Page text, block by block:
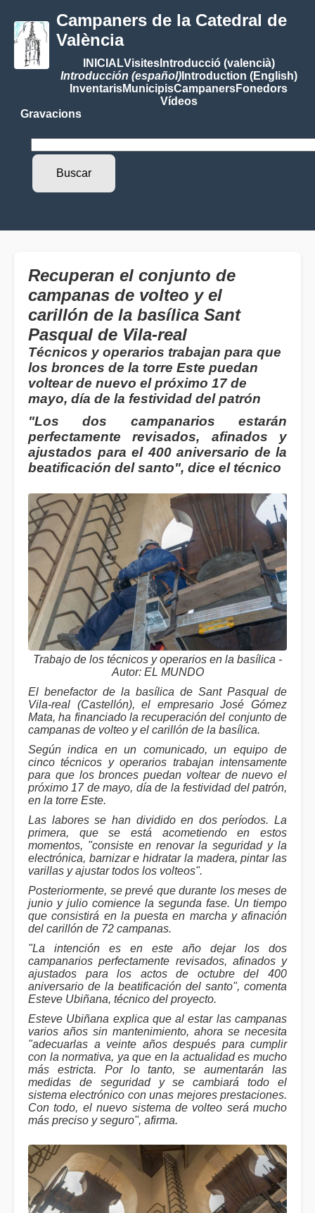
Campaners de la Catedral de
València
INICIALVisitesIntroducció (valencià)
Introducción (español)Introduction (English)
InventarisMunicipisCampanersFonedors
Vídeos
Gravacions
Recuperan el conjunto de
campanas de volteo y el
carillón de la basílica Sant
Pasqual de Vila-real
Técnicos y operarios trabajan para que
los bronces de la torre Este puedan
voltear de nuevo el próximo 17 de
mayo, día de la festividad del patrón
"Los dos campanarios estarán
perfectamente revisados, afinados y
ajustados para el 400 aniversario de la
beatificación del santo", dice el técnico
Trabajo de los técnicos y operarios en la basílica -
Autor: EL MUNDO
El benefactor de la basílica de Sant Pasqual de
Vila-real (Castellón), el empresario José Gómez
Mata, ha financiado la recuperación del conjunto de
campanas de volteo y el carillón de la basílica.
Según indica en un comunicado, un equipo de
cinco técnicos y operarios trabajan intensamente
para que los bronces puedan voltear de nuevo el
próximo 17 de mayo, día de la festividad del patrón,
en la torre Este.
Las labores se han dividido en dos períodos. La
primera, que se está acometiendo en estos
momentos, "consiste en renovar la seguridad y la
electrónica, barnizar e hidratar la madera, pintar las
varillas y ajustar todos los volteos".
Posteriormente, se prevé que durante los meses de
junio y julio comience la segunda fase. Un tiempo
que consistirá en la puesta en marcha y afinación
del carillón de 72 campanas.
"La intención es en este año dejar los dos
campanarios perfectamente revisados, afinados y
ajustados para los actos de octubre del 400
aniversario de la beatificación del santo", comenta
Esteve Ubiñana, técnico del proyecto.
Esteve Ubiñana explica que al estar las campanas
varios años sin mantenimiento, ahora se necesita
"adecuarlas a veinte años después para cumplir
con la normativa, ya que en la actualidad es mucho
más estricta. Por lo tanto, se aumentarán las
medidas de seguridad y se cambiará todo el
sistema electrónico con unas mejores prestaciones.
Con todo, el nuevo sistema de volteo será mucho
más preciso y seguro", afirma.